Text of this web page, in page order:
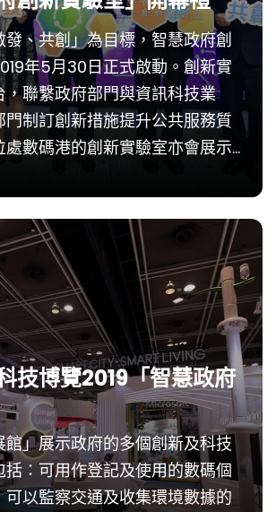
發、共創」為目標，智慧政府創
年5月30日正式啟動。創新實
，聯繫政府部門與資訊科技業
門制訂創新措施提升公共服務質
處數碼港的創新實驗室亦會展示
監林偉喬先
技博覽2019「智慧政府
館」展示政府的多個創新及科技
括：可用作登記及使用的數碼個
可以監察交通及收集環境數據的